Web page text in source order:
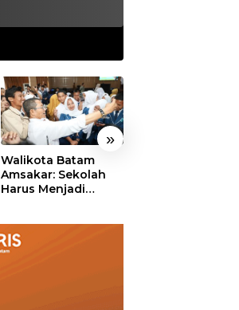
»
Walikota Batam
Amsakar: Sekolah
Harus Menjadi
dan Berprestasi